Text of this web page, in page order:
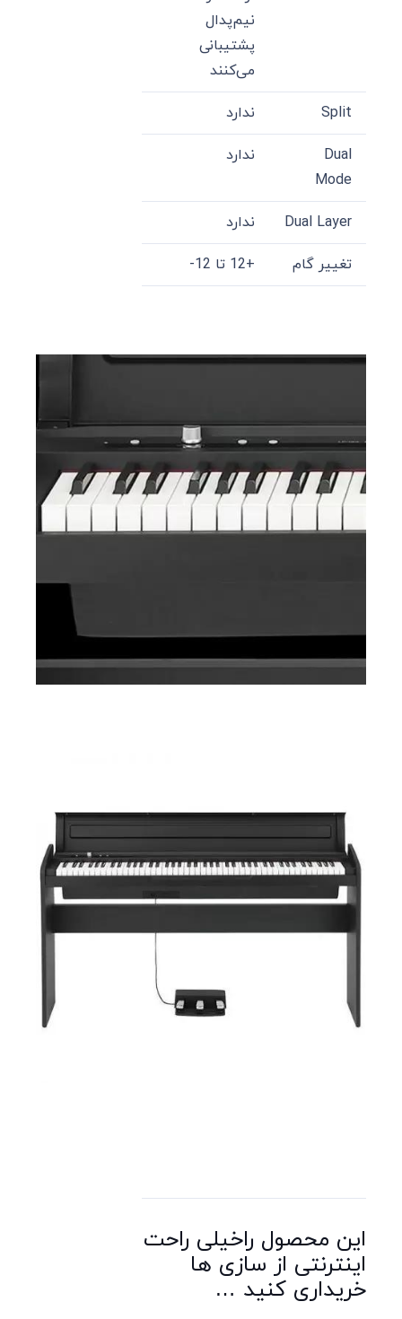
نیم‌پدال
پشتیبانی
می‌کنند
Split ندارد
Dual
Mode
ندارد
Dual Layer ندارد
تغییر گام +12 تا 12-
این محصول راخیلی راحت
اینترنتی از سازی ها
خریداری کنید …